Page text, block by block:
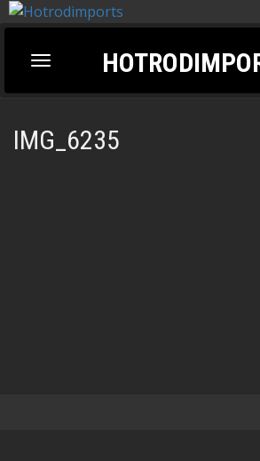
Toggle
navigation
IMG_6235